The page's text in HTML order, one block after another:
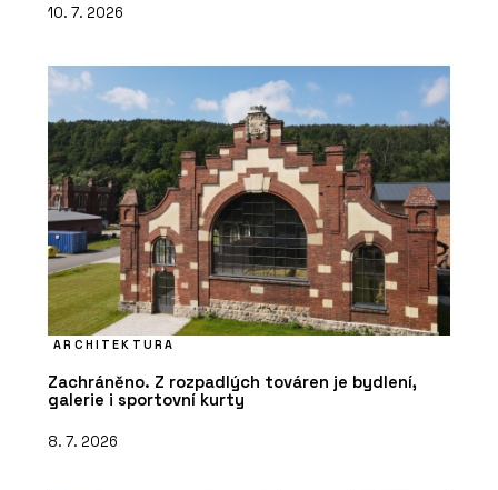
10. 7. 2026
ARCHITEKTURA
Zachráněno. Z rozpadlých továren je bydlení,
galerie i sportovní kurty
8. 7. 2026